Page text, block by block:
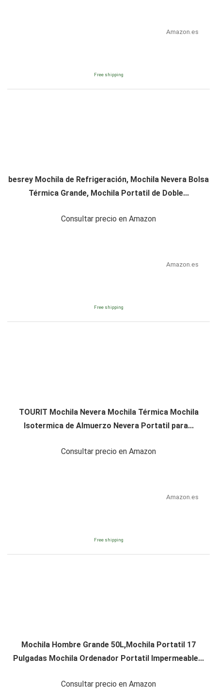
Amazon.es
Free shipping
besrey Mochila de Refrigeración, Mochila Nevera Bolsa
Térmica Grande, Mochila Portatil de Doble...
Consultar precio en Amazon
Amazon.es
Free shipping
TOURIT Mochila Nevera Mochila Térmica Mochila
Isotermica de Almuerzo Nevera Portatil para...
Consultar precio en Amazon
Amazon.es
Free shipping
Mochila Hombre Grande 50L,Mochila Portatil 17
Pulgadas Mochila Ordenador Portatil Impermeable...
Consultar precio en Amazon